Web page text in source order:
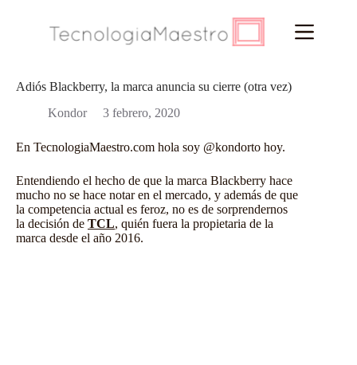
Adiós Blackberry, la marca anuncia su cierre (otra vez)
Kondor
3 febrero, 2020
En TecnologiaMaestro.com hola soy @kondorto hoy.
Entendiendo el hecho de que la marca Blackberry hace
mucho no se hace notar en el mercado, y además de que
la competencia actual es feroz, no es de sorprendernos
la decisión de TCL, quién fuera la propietaria de la
marca desde el año 2016.